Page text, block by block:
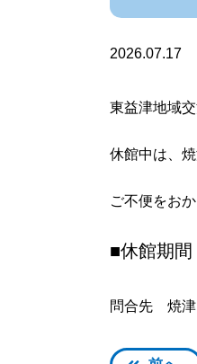
2026.07.17
東益津地域
休館中は、
ご不便をお
■休館期
問合先 焼